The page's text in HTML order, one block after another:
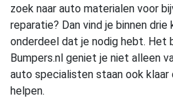
zoek naar auto materialen voor
reparatie? Dan vind je binnen
onderdeel dat je nodig hebt. Het
Bumpers.nl geniet je niet alleen
auto specialisten staan ook klaar
helpen.